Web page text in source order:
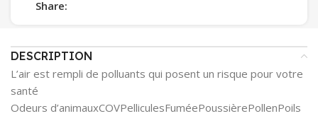
Share:
DESCRIPTION
L’air est rempli de polluants qui posent un risque pour votre
santé
Odeurs d’animauxCOVPelliculesFuméePoussièrePollenPoils